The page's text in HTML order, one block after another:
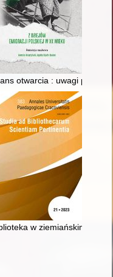
otwarcia : uwagi posła
ślady w biografii i
w ziemiańskim